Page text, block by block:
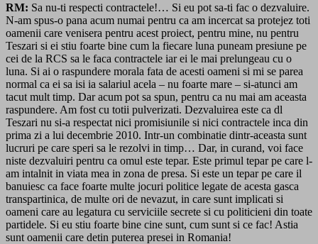
RM: Sa nu-ti respecti contractele!… Si eu pot sa-ti fac o dezvaluire.
N-am spus-o pana acum numai pentru ca am incercat sa protejez toti
oamenii care venisera pentru acest proiect, pentru mine, nu pentru
Teszari si ei stiu foarte bine cum la fiecare luna puneam presiune pe
cei de la RCS sa le faca contractele iar ei le mai prelungeau cu o
luna. Si ai o raspundere morala fata de acesti oameni si mi se parea
normal ca ei sa isi ia salariul acela – nu foarte mare – si-atunci am
tacut mult timp. Dar acum pot sa spun, pentru ca nu mai am aceasta
raspundere. Am fost cu totii pulverizati. Dezvaluirea este ca dl
Teszari nu si-a respectat nici promisiunile si nici contractele inca din
prima zi a lui decembrie 2010. Intr-un combinatie dintr-aceasta sunt
lucruri pe care speri sa le rezolvi in timp… Dar, in curand, voi face
niste dezvaluiri pentru ca omul este tepar. Este primul tepar pe care l-
am intalnit in viata mea in zona de presa. Si este un tepar pe care il
banuiesc ca face foarte multe jocuri politice legate de acesta gasca
transpartinica, de multe ori de nevazut, in care sunt implicati si
oameni care au legatura cu serviciile secrete si cu politicieni din toate
partidele. Si eu stiu foarte bine cine sunt, cum sunt si ce fac! Astia
sunt oamenii care detin puterea presei in Romania!